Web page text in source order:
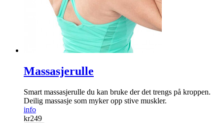
Massasjerulle
Smart massasjerulle du kan bruke der det trengs på kroppen.
Deilig massasje som myker opp stive muskler.
info
kr249